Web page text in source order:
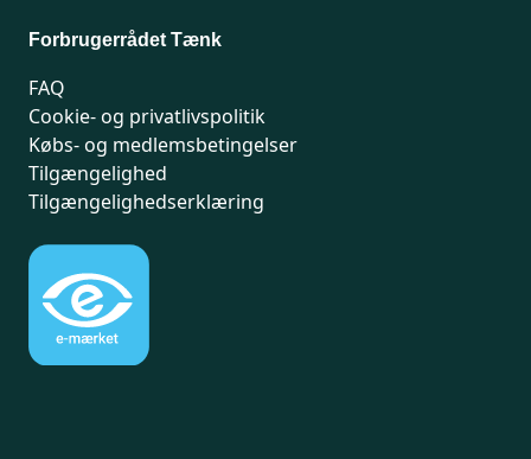
Forbrugerrådet Tænk
FAQ
Cookie- og privatlivspolitik
Købs- og medlemsbetingelser
Tilgængelighed
Tilgængelighedserklæring